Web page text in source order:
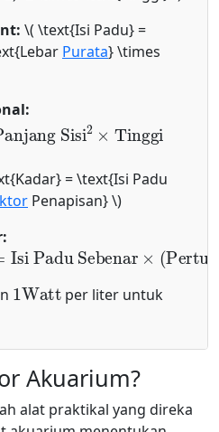
\( \text{Isi Padu} =
Purata} \times
Sisi 2× Tinggi
= \text{Isi Padu
Penapisan} \)
Isi Padu Sebenar
1Watt
per liter untuk
Akuarium?
alat praktikal yang direka